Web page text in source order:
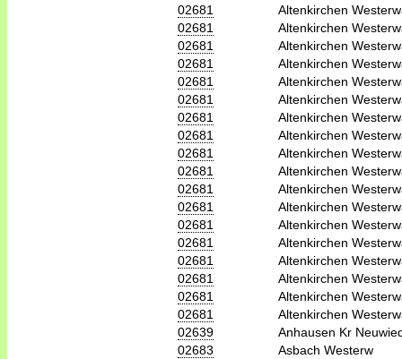
02681
Altenkirchen
02681
Altenkirchen
02681
Altenkirchen
02681
Altenkirchen
02681
Altenkirchen
02681
Altenkirchen
02681
Altenkirchen
02681
Altenkirchen
02681
Altenkirchen
02681
Altenkirchen
02681
Altenkirchen
02681
Altenkirchen
02681
Altenkirchen
02681
Altenkirchen
02681
Altenkirchen
02681
Altenkirchen
02681
Altenkirchen
02681
Altenkirchen
02639
Anhausen Kr
02683
Asbach Westerw